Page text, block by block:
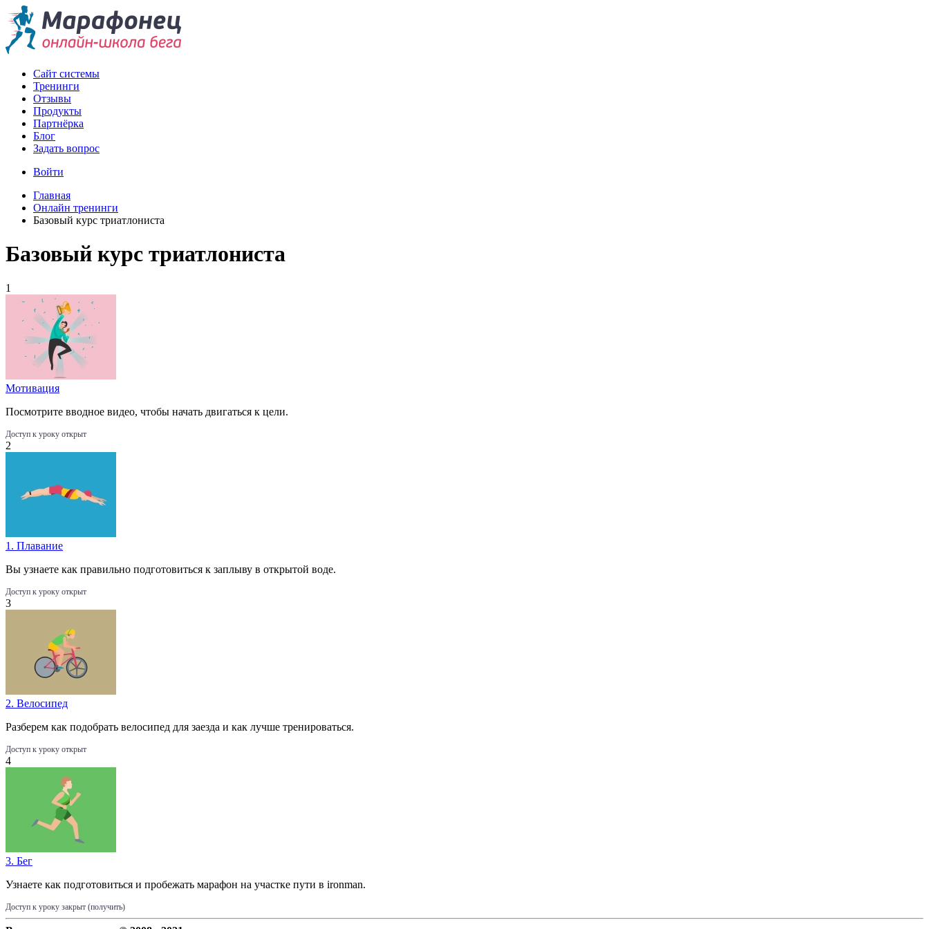
Сайт системы
Тренинги
Отзывы
Продукты
Партнёрка
Блог
Задать вопрос
Войти
Главная
Онлайн тренинги
Базовый курс триатлониста
Базовый курс триатлониста
1
Мотивация
Посмотрите вводное видео, чтобы начать двигаться к цели.
Доступ к уроку открыт
2
1. Плавание
Вы узнаете как правильно подготовиться к заплыву в открытой воде.
Доступ к уроку открыт
3
2. Велосипед
Разберем как подобрать велосипед для заезда и как лучше тренироваться.
Доступ к уроку открыт
4
3. Бег
Узнаете как подготовиться и пробежать марафон на участке пути в ironman.
Доступ к уроку закрыт (получить)